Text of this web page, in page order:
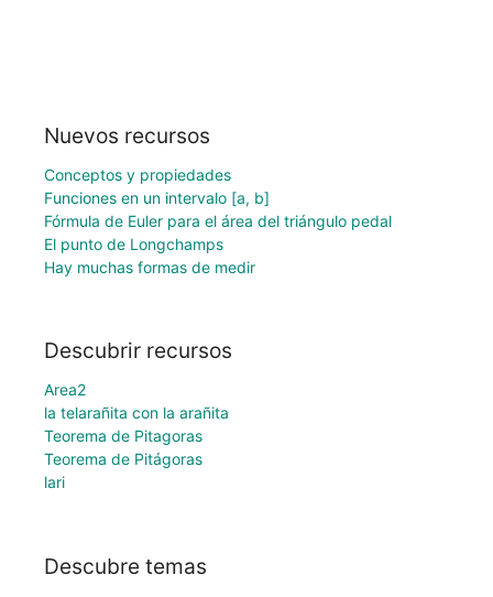
Nuevos recursos
Conceptos y propiedades
Funciones en un intervalo [a, b]
Fórmula de Euler para el área del triángulo pedal
El punto de Longchamps
Hay muchas formas de medir
Descubrir recursos
Area2
la telarañita con la arañita
Teorema de Pitagoras
Teorema de Pitágoras
lari
Descubre temas